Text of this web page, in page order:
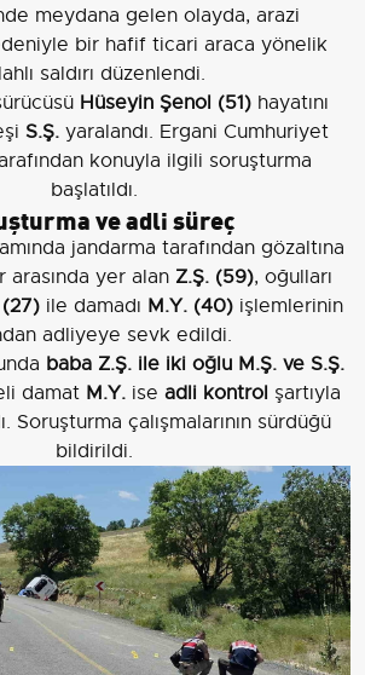
meydana gelen olayda, arazi
bir hafif ticari araca yönelik
saldırı düzenlendi.
Hüseyin Şenol (51) hayatını
S.Ş. yaralandı. Ergani Cumhuriyet
konuyla ilgili soruşturma
başlatıldı.
ve adli süreç
jandarma tarafından gözaltına
arasında yer alan Z.Ş. (59), oğulları
(27) ile damadı M.Y. (40) işlemlerinin
adliyeye sevk edildi.
baba Z.Ş. ile iki oğlu M.Ş. ve S.Ş.
damat M.Y.ise adli kontrol şartıyla
Soruşturma çalışmalarının sürdüğü
bildirildi.